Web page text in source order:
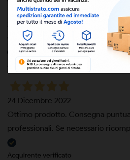
25 Marzo 2024
Ottimo prodotto. Spedizione cara
Acquirente verificato
24 Dicembre 2022
Ottimo prodotto. Consegna
professionali. Se necessario
Acquirente verificato